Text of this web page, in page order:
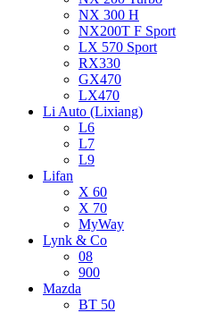
NX 300 H
NX200T F Sport
LX 570 Sport
RX330
GX470
LX470
Li Auto (Lixiang)
L6
L7
L9
Lifan
X 60
X 70
MyWay
Lynk & Co
08
900
Mazda
BT 50